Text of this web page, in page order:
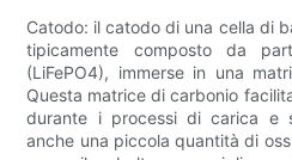
Catodo: il catodo di una cella di
tipicamente composto da
(LiFePO4), immerse in una
Questa matrice di carbonio
durante i processi di carica e
anche una piccola quantità di